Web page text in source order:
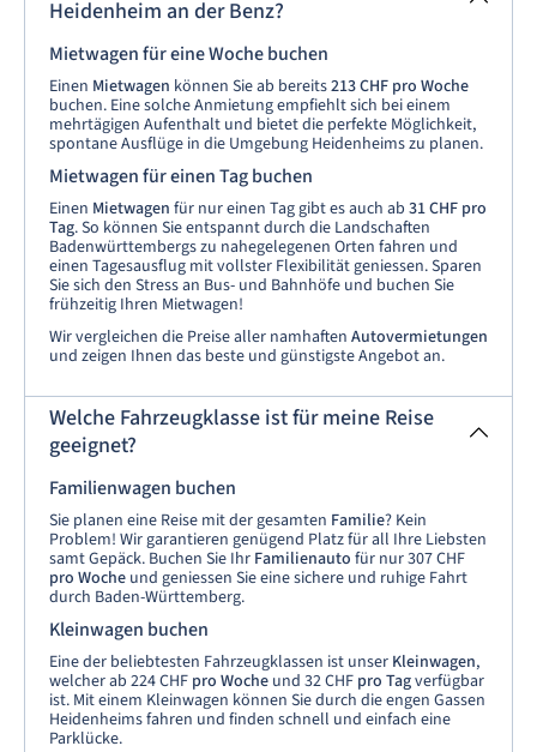
Heidenheim an der Benz?
Mietwagen für eine Woche buchen
Einen Mietwagen können Sie ab bereits213 CHF pro Woche
buchen. Eine solche Anmietung empfiehlt sich bei einem
mehrtägigen Aufenthalt und bietet die perfekte Möglichkeit,
spontane Ausflüge in die Umgebung Heidenheims zu planen.
Mietwagen für einen Tag buchen
Einen Mietwagen für nur einen Tag gibt es auch ab 31 CHF pro
Tag. So können Sie entspannt durch die Landschaften
Badenwürttembergs zu nahegelegenen Orten fahren und
einen Tagesausflug mit vollster Flexibilität geniessen. Sparen
Sie sich den Stress an Bus- und Bahnhöfe und buchen Sie
frühzeitig Ihren Mietwagen!
Wirvergleichen die Preise aller namhaften Autovermietungen
und zeigen Ihnen das beste und günstigste Angebot an.
Welche Fahrzeugklasse ist für meine Reise
geeignet?
Familienwagen buchen
Sie planen eine Reise mit der gesamten Familie? Kein
Problem! Wir garantieren genügend Platz für all Ihre Liebsten
samt Gepäck. Buchen Sie Ihr Familienauto für nur 307 CHF
pro Woche und geniessen Sie eine sichere und ruhige Fahrt
durch Baden-Württemberg.
Kleinwagen buchen
Eine der beliebtesten Fahrzeugklassen ist unser Kleinwagen,
welcher ab 224 CHF pro Woche und 32 CHF pro Tagverfügbar
ist. Mit einem Kleinwagen können Sie durch die engen Gassen
Heidenheims fahren und finden schnell und einfach eine
Parklücke.